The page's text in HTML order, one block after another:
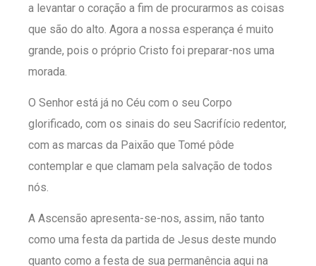
a levantar o coração a fim de procurarmos as coisas
que são do alto. Agora a nossa esperança é muito
grande, pois o próprio Cristo foi preparar-nos uma
morada.
O Senhor está já no Céu com o seu Corpo
glorificado, com os sinais do seu Sacrifício redentor,
com as marcas da Paixão que Tomé pôde
contemplar e que clamam pela salvação de todos
nós.
A Ascensão apresenta-se-nos, assim, não tanto
como uma festa da partida de Jesus deste mundo
quanto como a festa de sua permanência aqui na